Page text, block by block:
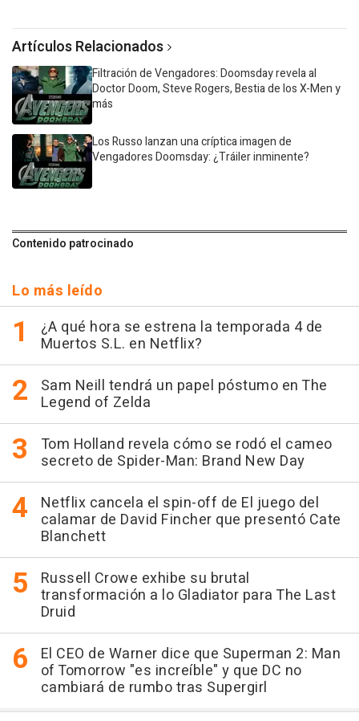
Artículos Relacionados
Filtración de Vengadores: Doomsday revela al
Doctor Doom, Steve Rogers, Bestia de los X-Men y
más
Los Russo lanzan una críptica imagen de
Vengadores Doomsday: ¿Tráiler inminente?
Contenido patrocinado
Lo más leído
¿A qué hora se estrena la temporada 4 de
Muertos S.L. en Netflix?
Sam Neill tendrá un papel póstumo en The
Legend of Zelda
Tom Holland revela cómo se rodó el cameo
secreto de Spider-Man: Brand New Day
Netflix cancela el spin-off de El juego del
calamar de David Fincher que presentó Cate
Blanchett
Russell Crowe exhibe su brutal
transformación a lo Gladiator para The Last
Druid
El CEO de Warner dice que Superman 2: Man
of Tomorrow "es increíble" y que DC no
cambiará de rumbo tras Supergirl